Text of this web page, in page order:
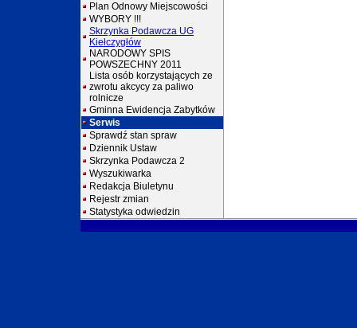
Plan Odnowy Miejscowości
WYBORY !!!
Skrzynka Podawcza UG
Kiełczygłów
NARODOWY SPIS
POWSZECHNY 2011
Lista osób korzystających ze
zwrotu akcycy za paliwo
rolnicze
Gminna Ewidencja Zabytków
Serwis
Sprawdź stan spraw
Dziennik Ustaw
Skrzynka Podawcza 2
Wyszukiwarka
Redakcja Biuletynu
Rejestr zmian
Statystyka odwiedzin